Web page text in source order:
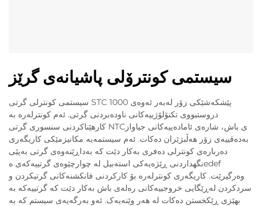
سیستمی کونترۆلی پاشیانەی گرێز
سیستمی کونترلی گرتی STC 1000 پێشکەشێکی زۆر لەبەر ئەوەی
دروستبووی تکنۆلۆژییەکانی ناودەبردنی گرتی. ئەم کونترلەرە بە
کارهێناکردنی سنسوری گرتی NTCی باش، شارەی ئامادەییەکانی جیاواز
بەدەقییەی زۆر هەڵبژێران دەکات. ئەم سیستمەیە مکانیزمێکی کاریگەری
دەربارەی کونترلی دەفری بەکار دێت کە بەداڕێنەوەی گرتی بەپێی
نگهداردنی ڕێژەیەکی استەبیل لە چوارچێوەی گرتییەکەی هedef
وەرگیرێت. کاریگەری کونترلەرە بۆ کارکردنی فانکشنەکانی گرتیکردن و
سردکردن لەڕێگایی خروجییەکانی رەلەی باش بەکار دێت کە گرتییەکە بە
بهێزی ڕێکخستن دەکات لە هەر وێنەیەک. ئەو بەرگەیەی سیستم کە بە